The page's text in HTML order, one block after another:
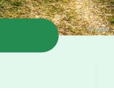
© Pixabay